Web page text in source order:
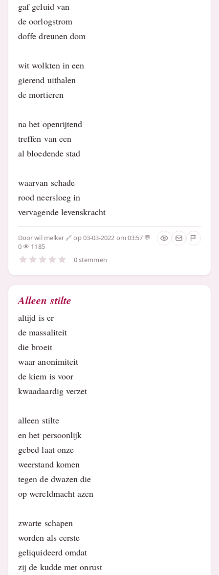
gaf geluid van
de oorlogstrom
doffe dreunen dom
wit wolkten in een
gierend uithalen
de mortieren
na het openrijtend
treffen van een
al bloedende stad
waarvan schade
rood neersloeg in
vervagende levenskracht
Doorwil melker
op 03-03-2022 om 03:57
0
1185
0 stemmen
Alleen stilte
altijd is er
de massaliteit
die broeit
waar anonimiteit
de kiem is voor
kwaadaardig verzet
alleen stilte
en het persoonlijk
gebed laat onze
weerstand komen
tegen de dwazen die
op wereldmacht azen
zwarte schapen
worden als eerste
geliquideerd omdat
zij de kudde met onrust